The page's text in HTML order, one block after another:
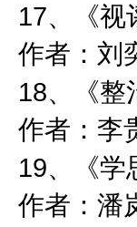
17、《视
作者：刘
18、《整
作者：李
19、《学
作者：潘